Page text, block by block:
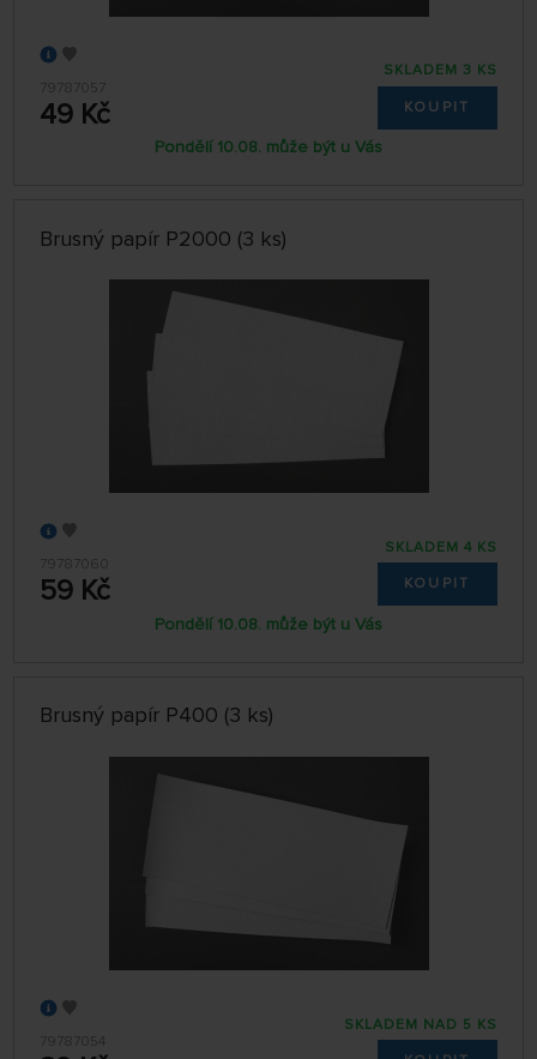
79787057
49 Kč
SKLADEM 3 KS
KOUPIT
Pondělí 10.08. může být u Vás
Brusný papír P2000 (3 ks)
79787060
59 Kč
SKLADEM 4 KS
KOUPIT
Pondělí 10.08. může být u Vás
Brusný papír P400 (3 ks)
79787054
SKLADEM NAD 5 KS